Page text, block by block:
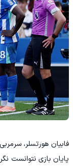
فابیان هورتسلر،
پایان بازی نتوانست